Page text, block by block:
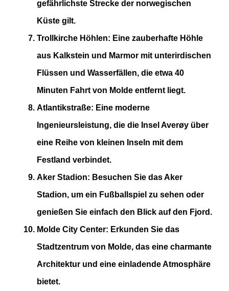
gefährlichste Strecke der norwegischen
Küste gilt​​.
Trollkirche Höhlen: Eine zauberhafte Höhle
aus Kalkstein und Marmor mit unterirdischen
Flüssen und Wasserfällen, die etwa 40
Minuten Fahrt von Molde entfernt liegt​​.
Atlantikstraße: Eine moderne
Ingenieursleistung, die die Insel Averøy über
eine Reihe von kleinen Inseln mit dem
Festland verbindet​​.
Aker Stadion: Besuchen Sie das Aker
Stadion, um ein Fußballspiel zu sehen oder
genießen Sie einfach den Blick auf den Fjord​​​.
Molde City Center: Erkunden Sie das
Stadtzentrum von Molde, das eine charmante
Architektur und eine einladende Atmosphäre
bietet.